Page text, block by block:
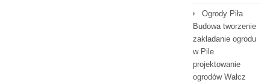
Ogrody Piła
Budowa tworzenie
zakładanie ogrodu
w Pile
projektowanie
ogrodów Wałcz